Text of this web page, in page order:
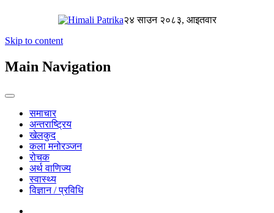
२४ साउन २०८३, आइतवार
Skip to content
Main Navigation
समाचार
अन्तराष्ट्रिय
खेलकुद
कला मनोरञ्जन
रोचक
अर्थ वाणिज्य
स्वास्थ्य
विज्ञान / प्रविधि